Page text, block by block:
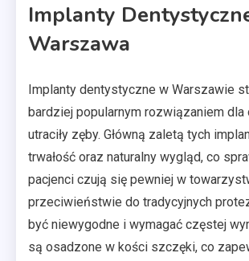
Implanty
Warszawa
Implanty dentystyczne w Warszawie
bardziej popularnym rozwiązaniem dla
utraciły zęby. Główną zaletą tych
trwałość oraz naturalny wygląd, co
pacjenci czują się pewniej w
przeciwieństwie do tradycyjnych
być niewygodne i wymagać częstej
są osadzone w kości szczęki, co